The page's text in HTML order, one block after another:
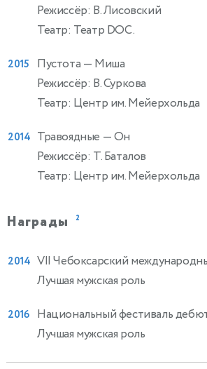
Режиссёр: В. Лисовский
Театр: Театр DOC.
2015 Пустота — Миша
Режиссёр: В. Суркова
Театр: Центр им. Мейерхольда
2014 Травоядные — Он
Режиссёр: Т. Баталов
Театр: Центр им. Мейерхольда
Награды 2
2014 VII Чебоксарский
Лучшая мужская роль
2016 Национальный фестиваль
Лучшая мужская роль